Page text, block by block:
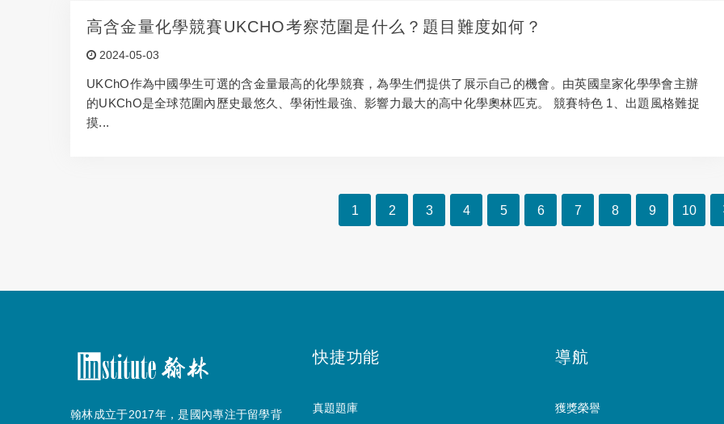
高含金量化學競賽UKCHO考察范圍是什么？題目難度如何？
2024-05-03
UKChO作為中國學生可選的含金量最高的化學競賽，為學生們提供了展示自己的機會。由英國皇家化學學會主辦
的UKChO是全球范圍內歷史最悠久、學術性最強、影響力最大的高中化學奧林匹克。 競賽特色 1、出題風格難捉
摸...
1 2 3 4 5 6 7 8 9 10
翰林成立于2017年，是國內專注于留學背
快捷功能
真題題庫
導航
獲獎榮譽